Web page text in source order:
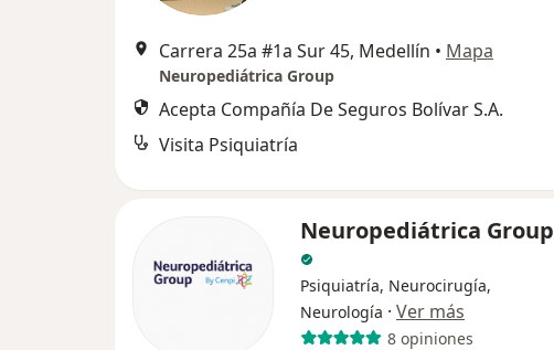
Carrera 25a #1a Sur 45, Medellín • Mapa
Neuropediátrica Group
Acepta Compañía De Seguros Bolívar S.A.
Visita Psiquiatría
Neuropediátrica Group
Psiquiatría, Neurocirugía,
Neurología · Ver más
8 opiniones